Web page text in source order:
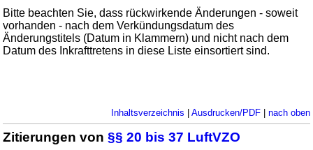
Bitte beachten Sie, dass rückwirkende Änderungen - soweit
vorhanden - nach dem Verkündungsdatum des
Änderungstitels (Datum in Klammern) und nicht nach dem
Datum des Inkrafttretens in diese Liste einsortiert sind.
Inhaltsverzeichnis | Ausdrucken/PDF| nach oben
Zitierungen von§§ 20 bis 37 LuftVZO